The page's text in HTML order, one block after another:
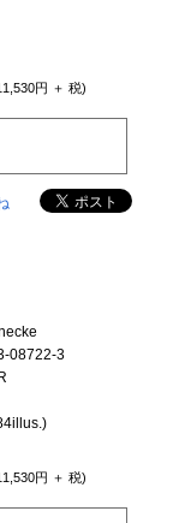
円 ＋ 税)
08722-3
円 ＋ 税)